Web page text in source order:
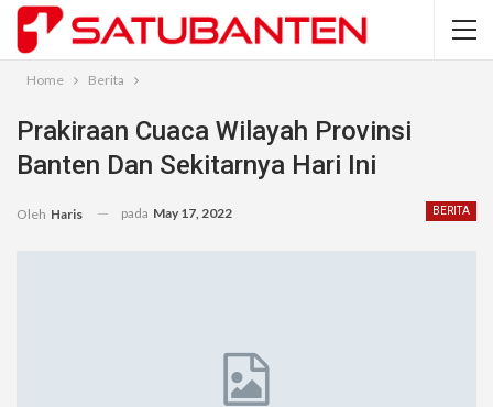
Home Berita
Prakiraan Cuaca Wilayah Provinsi
Banten Dan Sekitarnya Hari Ini
BERITA
Oleh Haris pada May 17, 2022